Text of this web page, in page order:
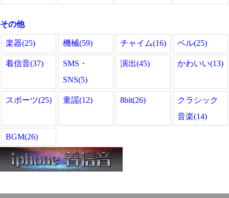
その他
楽器(25) 機械(59) チャイム(16) ベル(25)
着信音(37)
SMS・
SNS(5)
演出(45) かわいい(13)
スポーツ(25) 童謡(12) 8bit(26)
クラシック
音楽(14)
BGM(26)